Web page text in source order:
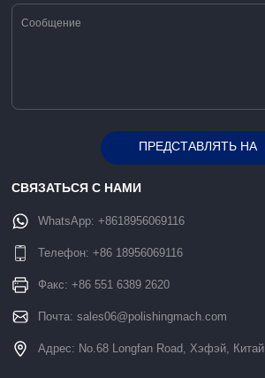
ПРЕДСТАВЛЯТЬ НА
СВЯЗАТЬСЯ С НАМИ
WhatsApp:+8618956069116
Телефон:+86 18956069116
Факс: +86 551 6389 2620
Почта:sales06@polishingmach.com
Адрес: No.68 Longfan Road, Хэфэй, Китай